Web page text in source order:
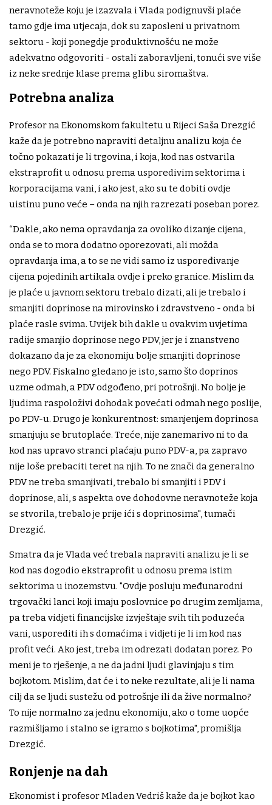
neravnoteže koju je izazvala i Vlada podignuvši plaće
tamo gdje ima utjecaja, dok su zaposleni u privatnom
sektoru - koji ponegdje produktivnošću ne može
adekvatno odgovoriti - ostali zaboravljeni, tonući sve više
iz neke srednje klase prema glibu siromaštva.
Potrebna analiza
Profesor na Ekonomskom fakultetu u Rijeci Saša Drezgić
kaže da je potrebno napraviti detaljnu analizu koja će
točno pokazati je li trgovina, i koja, kod nas ostvarila
ekstraprofit u odnosu prema usporedivim sektorima i
korporacijama vani, i ako jest, ako su te dobiti ovdje
uistinu puno veće – onda na njih razrezati poseban porez.
“Dakle, ako nema opravdanja za ovoliko dizanje cijena,
onda se to mora dodatno oporezovati, ali možda
opravdanja ima, a to se ne vidi samo iz uspoređivanje
cijena pojedinih artikala ovdje i preko granice. Mislim da
je plaće u javnom sektoru trebalo dizati, ali je trebalo i
smanjiti doprinose na mirovinsko i zdravstveno - onda bi
plaće rasle svima. Uvijek bih dakle u ovakvim uvjetima
radije smanjio doprinose nego PDV, jer je i znanstveno
dokazano da je za ekonomiju bolje smanjiti doprinose
nego PDV. Fiskalno gledano je isto, samo što doprinos
uzme odmah, a PDV odgođeno, pri potrošnji. No bolje je
ljudima raspoloživi dohodak povećati odmah nego poslije,
po PDV-u. Drugo je konkurentnost: smanjenjem doprinosa
smanjuju se brutoplaće. Treće, nije zanemarivo ni to da
kod nas upravo stranci plaćaju puno PDV-a, pa zapravo
nije loše prebaciti teret na njih. To ne znači da generalno
PDV ne treba smanjivati, trebalo bi smanjiti i PDV i
doprinose, ali, s aspekta ove dohodovne neravnoteže koja
se stvorila, trebalo je prije ići s doprinosima", tumači
Drezgić.
Smatra da je Vlada već trebala napraviti analizu je li se
kod nas dogodio ekstraprofit u odnosu prema istim
sektorima u inozemstvu. "Ovdje posluju međunarodni
trgovački lanci koji imaju poslovnice po drugim zemljama,
pa treba vidjeti financijske izvještaje svih tih poduzeća
vani, usporediti ih s domaćima i vidjeti je li im kod nas
profit veći. Ako jest, treba im odrezati dodatan porez. Po
meni je to rješenje, a ne da jadni ljudi glavinjaju s tim
bojkotom. Mislim, dat će i to neke rezultate, ali je li nama
cilj da se ljudi sustežu od potrošnje ili da žive normalno?
To nije normalno za jednu ekonomiju, ako o tome uopće
razmišljamo i stalno se igramo s bojkotima", promišlja
Drezgić.
Ronjenje na dah
Ekonomist i profesor Mladen Vedriš kaže da je bojkot kao